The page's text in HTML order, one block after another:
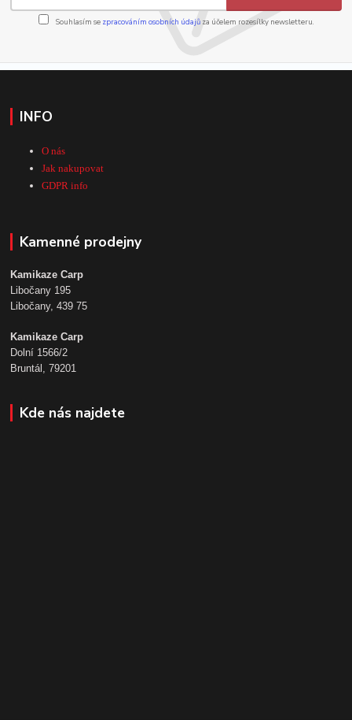
Souhlasím se zpracováním osobních údajůza účelem rozesílky newsletteru.
INFO
O nás
Jak nakupovat
GDPR info
Kamenné prodejny
Kamikaze Carp
Libočany 195
Libočany, 439 75
Kamikaze Carp
Dolní 1566/2
Bruntál, 79201
Kde nás najdete